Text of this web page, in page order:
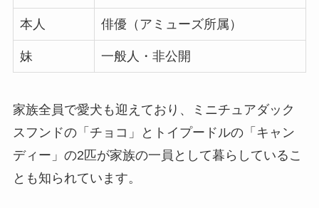
本人 俳優（アミューズ所属）
妹 一般人・非公開
家族全員で愛犬も迎えており、ミニチュアダック
スフンドの「チョコ」とトイプードルの「キャン
ディー」の2匹が家族の一員として暮らしているこ
とも知られています。